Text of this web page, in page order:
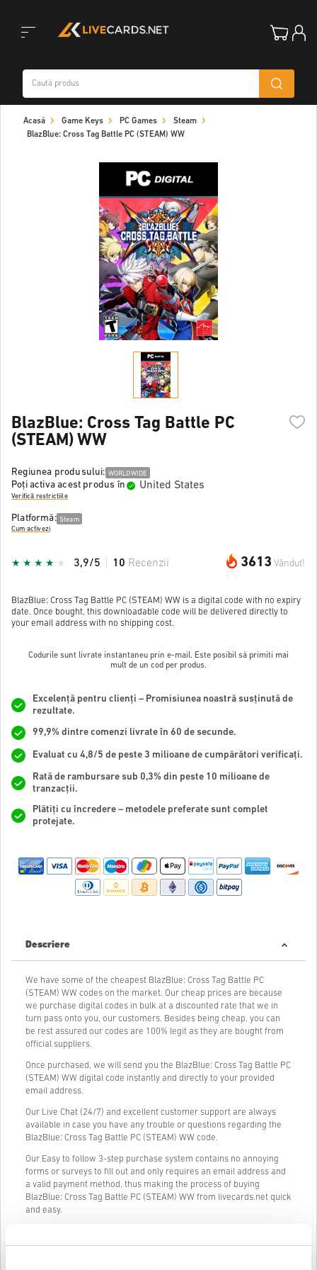
navigation
Acasă Game Keys PC Games
Steam
BlazBlue: Cross Tag Battle PC (STEAM) WW
BlazBlue: Cross Tag Battle PC
(STEAM) WW
Regiunea produsului: WORLDWIDE
Poți activa acest produs în United States
Verifică restricțiile
Platformă: Steam
Cum activezi
3613 Vândut!
3,9/5 10 Recenzii
BlazBlue: Cross Tag Battle PC (STEAM) WW is a digital code with no expiry
date. Once bought, this downloadable code will be delivered directly to
your email address with no shipping cost.
Codurile sunt livrate instantaneu prin e-mail. Este posibil să primiți mai
mult de un cod per produs.
Excelență pentru clienți – Promisiunea noastră susținută de
rezultate.
99,9% dintre comenzi livrate în 60 de secunde.
Evaluat cu 4,8/5 de peste 3 milioane de cumpărători verificați.
Rată de rambursare sub 0,3% din peste 10 milioane de
tranzacții.
Plătiți cu încredere – metodele preferate sunt complet
protejate.
Descriere
We have some of the cheapest BlazBlue: Cross Tag Battle PC
(STEAM) WW codes on the market. Our cheap prices are because
we purchase digital codes in bulk at a discounted rate that we in
turn pass onto you, our customers. Besides being cheap, you can
be rest assured our codes are 100% legit as they are bought from
official suppliers.
Once purchased, we will send you the BlazBlue: Cross Tag Battle PC
(STEAM) WW digital code instantly and directly to your provided
email address.
Our Live Chat (24/7) and excellent customer support are always
available in case you have any trouble or questions regarding the
BlazBlue: Cross Tag Battle PC (STEAM) WW code.
Our Easy to follow 3-step purchase system contains no annoying
forms or surveys to fill out and only requires an email address and
a valid payment method, thus making the process of buying
BlazBlue: Cross Tag Battle PC (STEAM) WW from livecards.net quick
and easy.